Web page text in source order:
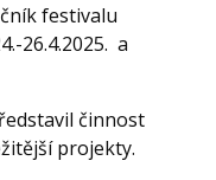
festivalu
26.4.2025. a
činnost
projekty.